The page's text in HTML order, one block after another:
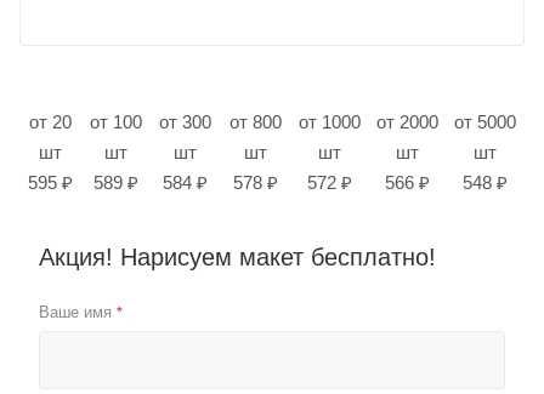
от 20
шт
595 ₽
от 100
шт
589 ₽
от 300
шт
584 ₽
от 800
шт
578 ₽
от 1000
шт
572 ₽
от 2000
шт
566 ₽
от 5000
шт
548 ₽
Акция! Нарисуем макет бесплатно!
Ваше имя *